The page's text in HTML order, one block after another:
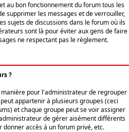
au bon fonctionnement du forum tous les
supprimer les messages et de verrouiller,
sujets de discussions dans le forum où ils
sont là pour éviter aux gens de faire
ne respectant pas le règlement.
?
pour l'administrateur de regrouper
appartenir à plusieurs groupes (ceci
et chaque groupe peut se voir assigner
de gérer aisément différents
accès à un forum privé, etc.